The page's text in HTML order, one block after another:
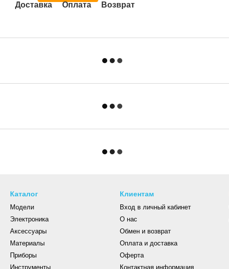
Доставка Оплата Возврат
Каталог
Модели
Электроника
Аксессуары
Материалы
Приборы
Инструменты
Клиентам
Вход в личный кабинет
О нас
Обмен и возврат
Оплата и доставка
Оферта
Контактная информация